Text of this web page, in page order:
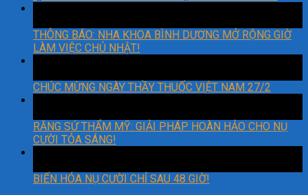
THÔNG BÁO: NHA KHOA BÌNH DƯƠNG MỞ RỘNG GIỜ
LÀM VIỆC CHỦ NHẬT!
CHÚC MỪNG NGÀY THẦY THUỐC VIỆT NAM 27/2
RĂNG SỨ THẨM MỸ: GIẢI PHÁP HOÀN HẢO CHO NỤ
CƯỜI TỎA SÁNG!
BIẾN HÓA NỤ CƯỜI CHỈ SAU 48 GIỜ!